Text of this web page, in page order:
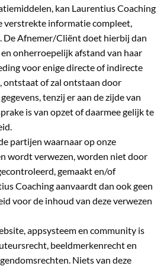
kan Laurentius Coaching
verstrekte informatie compleet,
De Afnemer/Cliënt doet hierbij dan
onherroepelijk afstand van haar
voor enige directe of indirecte
ontstaat of zal ontstaan door
tenzij er aan de zijde van
is van opzet of daarmee gelijk te
partijen waarnaar op onze
wordt verwezen, worden niet door
gemaakt en/of
Coaching aanvaardt dan ook geen
voor de inhoud van deze verwezen
appsysteem en community is
beeldmerkenrecht en
Niets van deze